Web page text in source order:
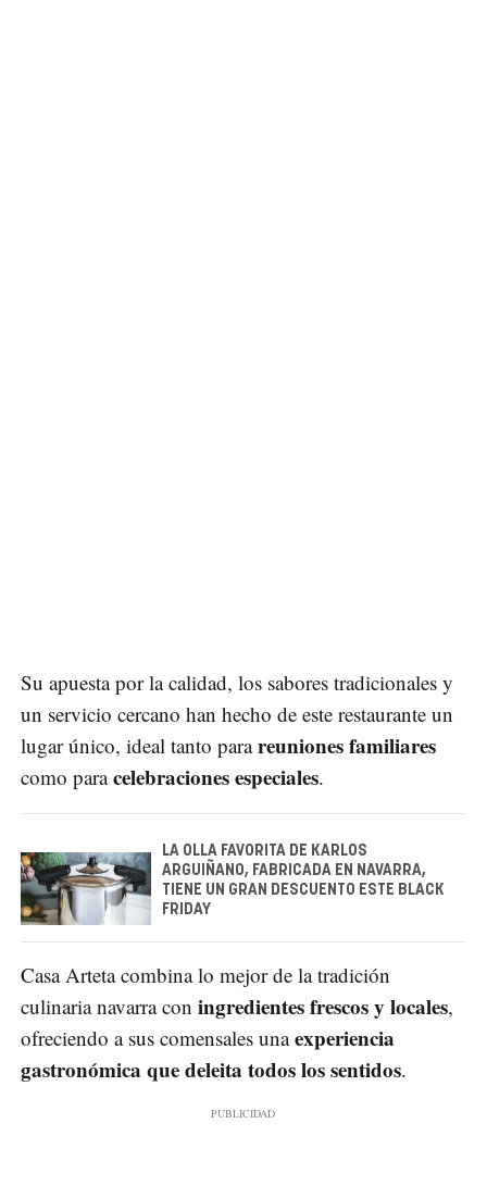
Su apuesta por la calidad, los sabores tradicionales y
un servicio cercano han hecho de este restaurante un
lugar único, ideal tanto parareuniones familiares
como paracelebraciones especiales.
LA OLLA FAVORITA DE KARLOS
ARGUIÑANO, FABRICADA EN NAVARRA,
TIENE UN GRAN DESCUENTO ESTE BLACK
FRIDAY
Casa Arteta combina lo mejor de la tradición
culinaria navarra con ingredientes frescos y locales,
ofreciendo a sus comensales unaexperiencia
gastronómica que deleita todos los sentidos.